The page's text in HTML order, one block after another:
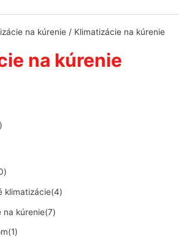
na kúrenie / Klimatizácie na kúrenie
na kúrenie
klimatizácie(4)
na kúrenie(7)
(1)